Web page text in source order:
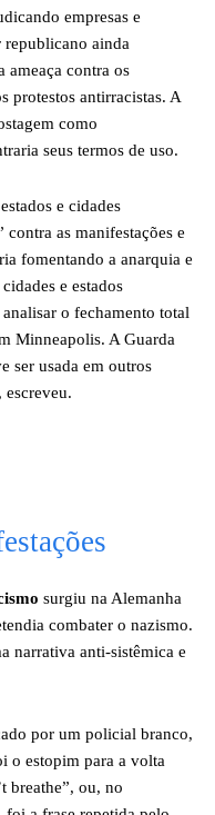
empresas e
ainda
ameaça contra os
protestos antirracistas. A
como
seus termos de uso.
e cidades
as manifestações e
fomentando a anarquia e
e estados
o fechamento total
Minneapolis. A Guarda
ser usada em outros
escreveu.
surgiu na Alemanha
combater o nazismo.
narrativa anti-sistêmica e
por um policial branco,
o estopim para a volta
breathe”, ou, no